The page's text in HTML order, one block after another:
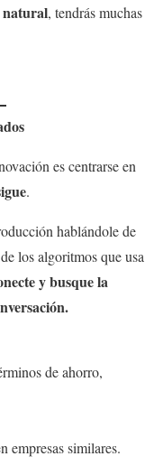
natural, tendrás muchas
es centrarse en
.
hablándole de
los algoritmos que usa
y busque la
de ahorro,
empresas similares.